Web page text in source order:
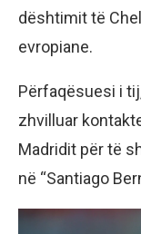
dështimit të
evropiane.
Përfaqësuesi i
zhvilluar
Madridit për të
në “Santiago